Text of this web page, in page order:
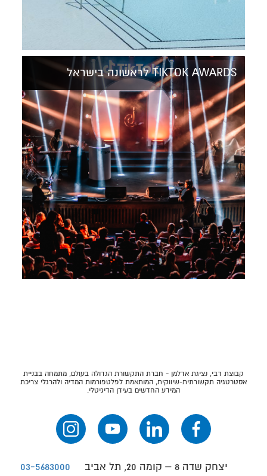
TIKTOK AWARDS לראשונה בישראל
קבוצת דבי, נציגת אדלמן - חברת התקשורת הגדולה בעולם, מתמחה בבניית
אסטרטגיה תקשורתית-שיווקית, המותאמת לפלטפורמות המדיה ולהרגלי צריכת
המידע החדשים בעידן הדיגיטלי.
יצחק שדה 8 – קומה 20, תל אביב 03-5683000